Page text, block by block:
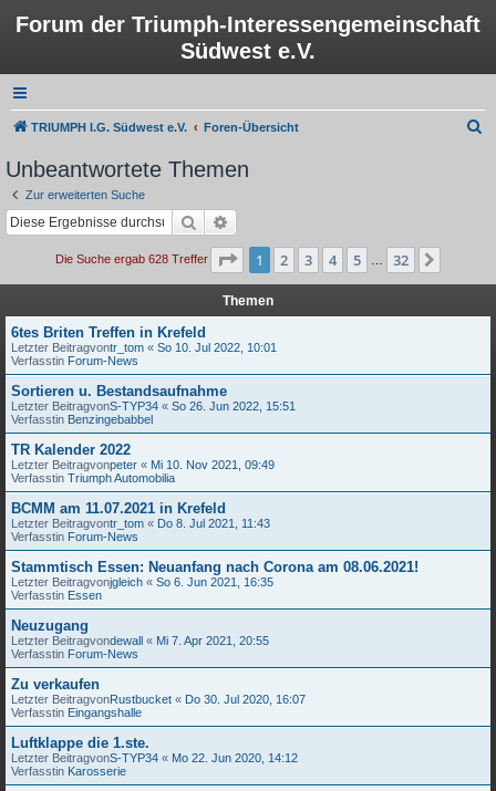
Forum der Triumph-Interessengemeinschaft
Südwest e.V.
TRIUMPH I.G. Südwest e.V. Foren-Übersicht
Unbeantwortete Themen
Zur erweiterten Suche
Suche
Die Suche ergab 628 Treffer Seite 1von 32
1 2 3 4 5 32
Themen
6tes Briten Treffen in Krefeld
Letzter Beitragvontr_tom « So 10. Jul 2022, 10:01
Verfasstin Forum-News
Sortieren u. Bestandsaufnahme
Letzter BeitragvonS-TYP34 « So 26. Jun 2022, 15:51
Verfasstin Benzingebabbel
TR Kalender 2022
Letzter Beitragvonpeter « Mi 10. Nov 2021, 09:49
Verfasstin Triumph Automobilia
BCMM am 11.07.2021 in Krefeld
Letzter Beitragvontr_tom « Do 8. Jul 2021, 11:43
Verfasstin Forum-News
Stammtisch Essen: Neuanfang nach Corona am 08.06.2021!
Letzter Beitragvonjgleich « So 6. Jun 2021, 16:35
Verfasstin Essen
Neuzugang
Letzter Beitragvondewall « Mi 7. Apr 2021, 20:55
Verfasstin Forum-News
Zu verkaufen
Letzter BeitragvonRustbucket « Do 30. Jul 2020, 16:07
Verfasstin Eingangshalle
Luftklappe die 1.ste.
Letzter BeitragvonS-TYP34 « Mo 22. Jun 2020, 14:12
Verfasstin Karosserie